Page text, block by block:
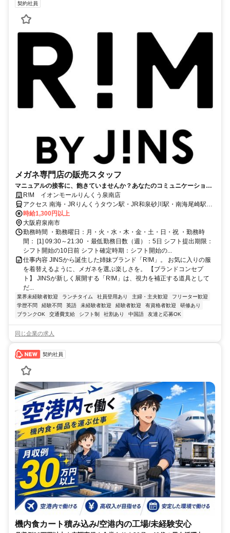
契約社員
メガネ専門店の販売スタッフ
マニュアルの接客に、飽きていませんか？あなたのコミュニケーション
力・提案力を活かし、「特別な1本」のご提供を。
R!M イオンモールりんくう泉南店
アクセス 南海・JRりんくうタウン駅・JR和泉砂川駅・南海尾崎駅よ
りバスで12分～17分
時給1,300円以上
大阪府泉南市
勤務時間 ・勤務曜日：月・火・水・木・金・土・日・祝 ・勤務時
間： [1] 09:30～21:30 ・最低勤務日数（週）：5日 シフト提出期限：
シフト開始の10日前 シフト確定時期：シフト開始の...
仕事内容 JINSから誕生した姉妹ブランド「R!M」。 お気に入りの服
を着替えるように、メガネを選ぶ楽しさを。 【ブランドコンセプ
ト】 JINSが新しく展開する「R!M」は、視力を補正する道具として
だ...
業界未経験者歓迎 ランチタイム 社員登用あり 主婦・主夫歓迎
フリーター歓迎
学歴不問
経験不問 英語 未経験者歓迎 経験者歓迎 有資格者歓迎
研修あり
ブランクOK
交通費支給 シフト制 社割あり 中国語 友達と応募OK
同じ企業の求人
契約社員
機内食カート積み込み/空港内の工場/未経験安心